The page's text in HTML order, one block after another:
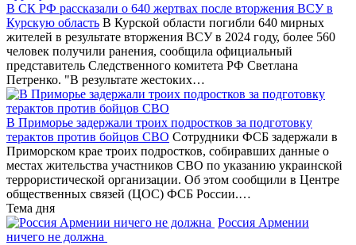
В СК РФ рассказали о 640 жертвах после вторжения ВСУ в
Курскую область В Курской области погибли 640 мирных
жителей в результате вторжения ВСУ в 2024 году, более 560
человек получили ранения, сообщила официальный
представитель Следственного комитета РФ Светлана
Петренко. "В результате жестоких…
В Приморье задержали троих подростков за подготовку
терактов против бойцов СВО Сотрудники ФСБ задержали в
Приморском крае троих подростков, собиравших данные о
местах жительства участников СВО по указанию украинской
террористической организации. Об этом сообщили в Центре
общественных связей (ЦОС) ФСБ России.…
Тема дня
Россия Армении
ничего не должна